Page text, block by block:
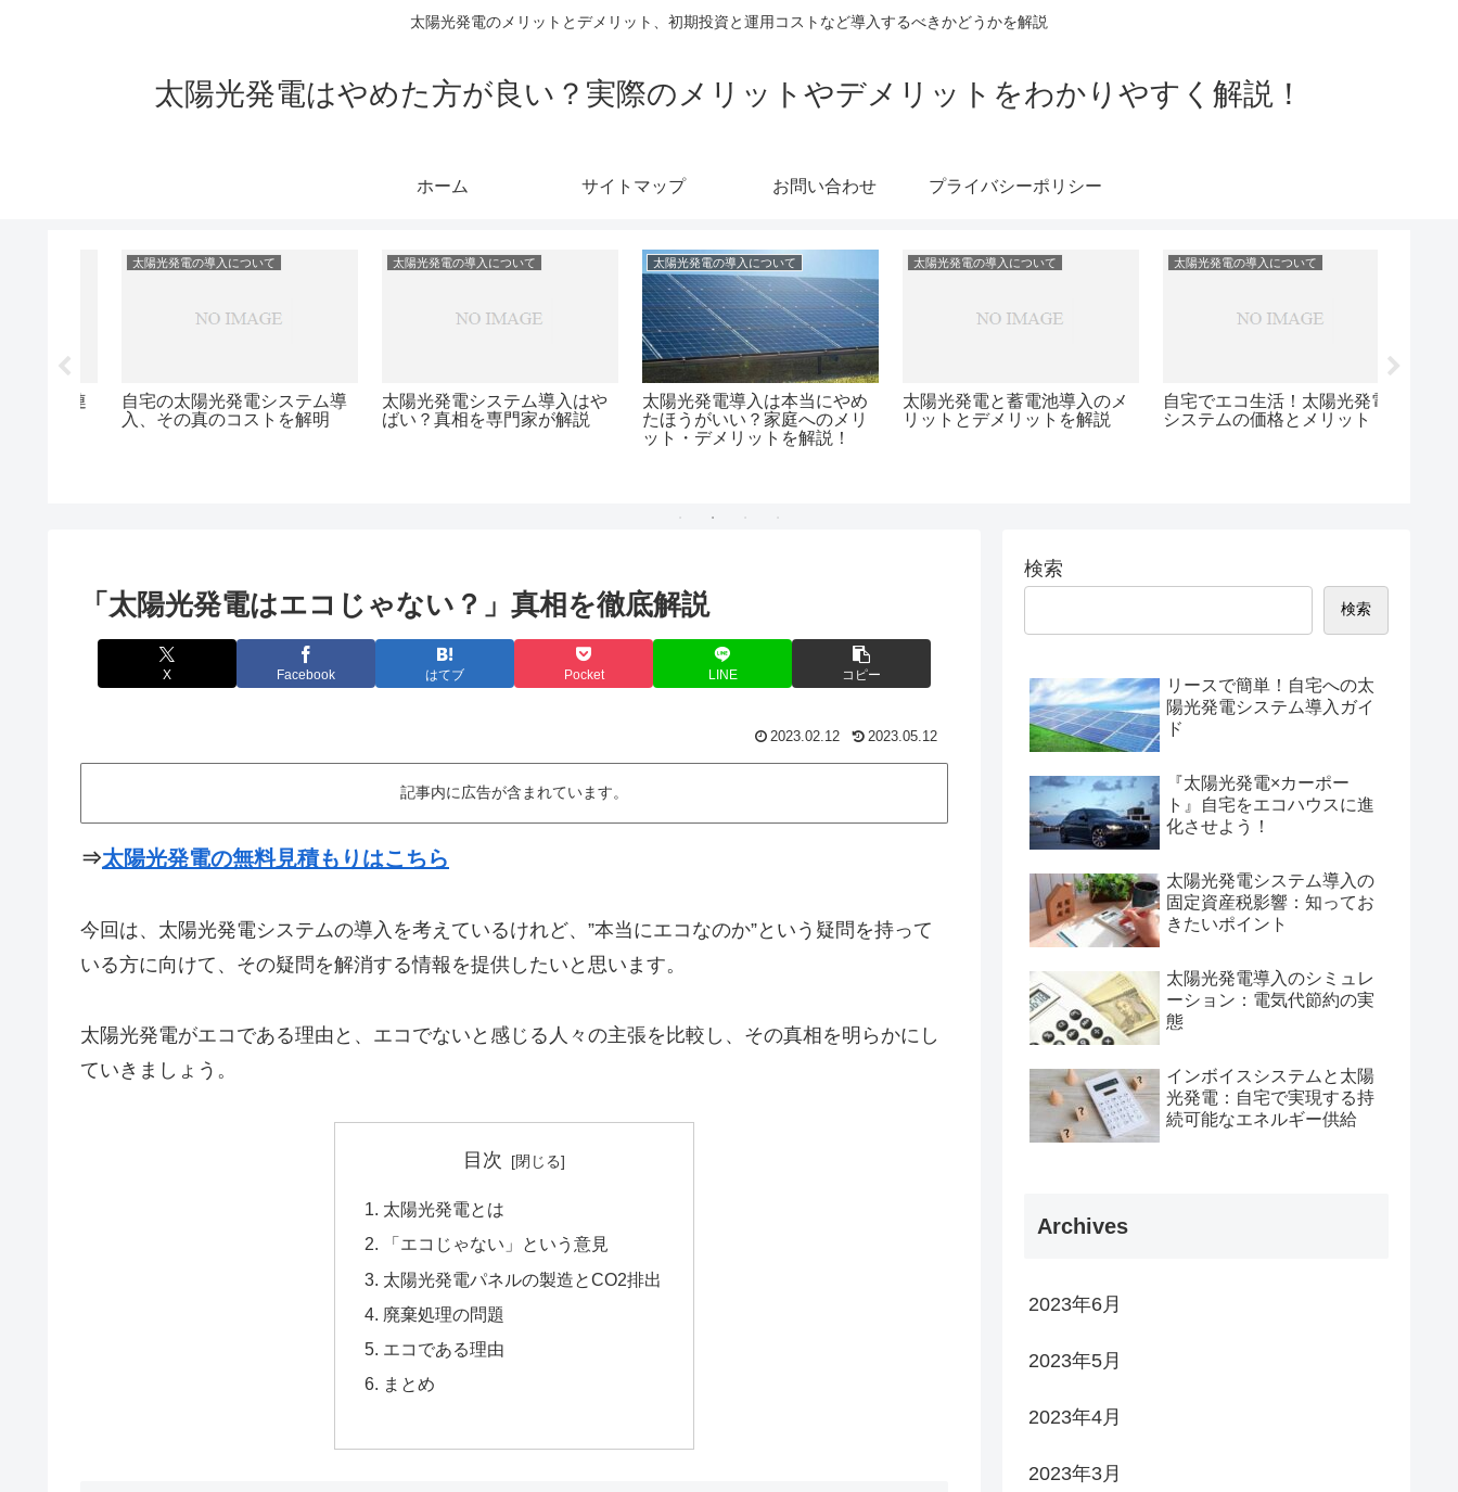
太陽光発電のメリットとデメリット、初期投資と運用コストなど導入するべきかどうかを解説
太陽光発電はやめた方が良い？実際のメリットやデメリットをわかりやすく解説！
ホーム サイトマップ お問い合わせ プライバシーポリシー
太陽光発電の導入について
太陽光発電導入は本当にやめ
たほうがいい？家庭へのメリ
太陽光発電の導入について
太陽光発電と蓄電池導入のメ
リットとデメリットを解説
太陽光発電の導入について
自宅でエコ生活！太陽光発電
システムの価格とメリット
太陽光発電の導入について
自宅での太陽光発電導入！設
置費用とそのメリットを詳し
太陽光発電の導入について
太陽光発電システムの寿命が
来たら？正しい対応法を学ぶ
「太陽光発電はエコじゃない？」真相を徹底解説
X Facebook はてブ Pocket LINE コピー
2023.02.12 2023.05.12
記事内に広告が含まれています。
⇒太陽光発電の無料見積もりはこちら
今回は、太陽光発電システムの導入を考えているけれど、”本当にエコなのか”という疑問を持って
いる方に向けて、その疑問を解消する情報を提供したいと思います。
太陽光発電がエコである理由と、エコでないと感じる人々の主張を比較し、その真相を明らかにし
ていきましょう。
目次
太陽光発電とは
「エコじゃない」という意見
太陽光発電パネルの製造とCO2排出
廃棄処理の問題
エコである理由
まとめ
検索
検索
リースで簡単！自宅への太
陽光発電システム導入ガイ
ド
『太陽光発電×カーポー
ト』自宅をエコハウスに進
化させよう！
太陽光発電システム導入の
固定資産税影響：知ってお
きたいポイント
太陽光発電導入のシミュレ
ーション：電気代節約の実
態
インボイスシステムと太陽
光発電：自宅で実現する持
続可能なエネルギー供給
Archives
2023年6月
2023年5月
2023年4月
2023年3月